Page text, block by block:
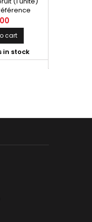
(Paire
pour
796 /1100).
cart
in stock